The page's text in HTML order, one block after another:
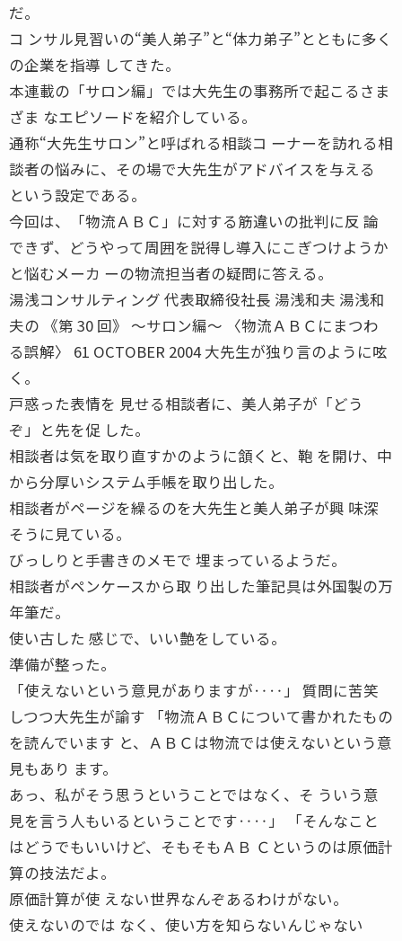
だ。
コ ンサル見習いの“美人弟子”と“体力弟子”とともに多く
の企業を指導 してきた。
本連載の「サロン編」では大先生の事務所で起こるさま
ざま なエピソードを紹介している。
通称“大先生サロン”と呼ばれる相談コ ーナーを訪れる相
談者の悩みに、その場で大先生がアドバイスを与える
という設定である。
今回は、「物流ＡＢＣ」に対する筋違いの批判に反 論
できず、どうやって周囲を説得し導入にこぎつけようか
と悩むメーカ ーの物流担当者の疑問に答える。
湯浅コンサルティング 代表取締役社長 湯浅和夫 湯浅和
夫の 《第 30 回》 〜サロン編〜 〈物流ＡＢＣにまつわ
る誤解〉 61 OCTOBER 2004 大先生が独り言のように呟
く。
戸惑った表情を 見せる相談者に、美人弟子が「どう
ぞ」と先を促 した。
相談者は気を取り直すかのように頷くと、鞄 を開け、中
から分厚いシステム手帳を取り出した。
相談者がページを繰るのを大先生と美人弟子が興 味深
そうに見ている。
びっしりと手書きのメモで 埋まっているようだ。
相談者がペンケースから取 り出した筆記具は外国製の万
年筆だ。
使い古した 感じで、いい艶をしている。
準備が整った。
「使えないという意見がありますが‥‥」 質問に苦笑
しつつ大先生が諭す 「物流ＡＢＣについて書かれたもの
を読んでいます と、ＡＢＣは物流では使えないという意
見もあり ます。
あっ、私がそう思うということではなく、そ ういう意
見を言う人もいるということです‥‥」 「そんなこと
はどうでもいいけど、そもそもＡＢ Ｃというのは原価計
算の技法だよ。
原価計算が使 えない世界なんぞあるわけがない。
使えないのでは なく、使い方を知らないんじゃない